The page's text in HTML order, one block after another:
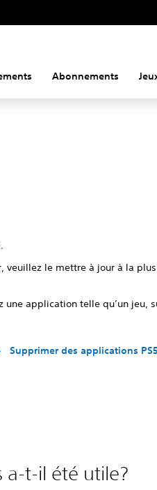
Abonnements
veuillez le mettre à jour à la
une application telle qu’un jeu,
Supprimer des applications
a-t-il été utile?